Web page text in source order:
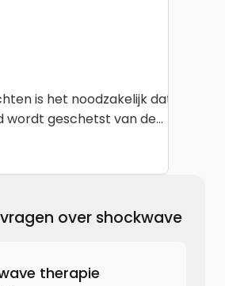
is het noodzakelijk dat
wordt geschetst van de…
over shockwave
therapie